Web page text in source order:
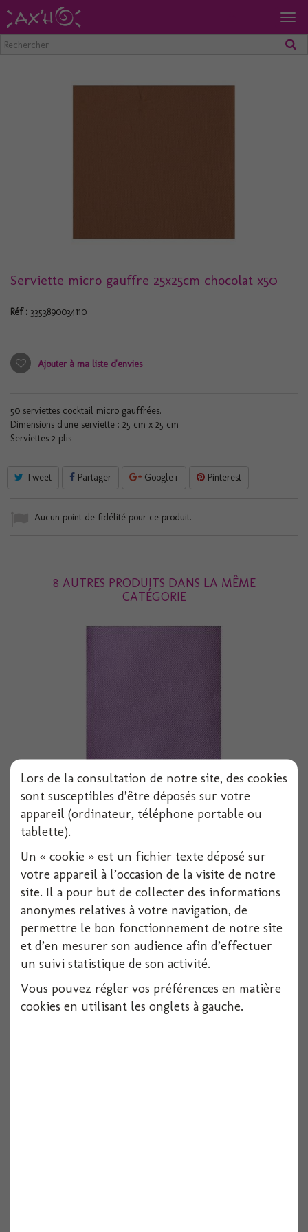
Serviette micro gauffre 25x25cm chocolat x50
Réf : 3353890034110
Ajouter à ma liste d'envies
50 serviettes cocktail micro gauffrées.
Dimensions d'une serviette : 25 cm x 25 cm
Serviettes 2 plis
Tweet Partager Google+ Pinterest
Aucun point de fidélité pour ce produit.
8 AUTRES PRODUITS DANS LA MÊME
CATÉGORIE
Serviette voie seche 40x40 cm parme x50
Serviette dunilin blanche 40x40cm x12
Lors de la consultation de notre site, des cookies
sont susceptibles d’être déposés sur votre
appareil (ordinateur, téléphone portable ou
tablette).
Un « cookie » est un fichier texte déposé sur
votre appareil à l’occasion de la visite de notre
site. Il a pour but de collecter des informations
anonymes relatives à votre navigation, de
permettre le bon fonctionnement de notre site
et d’en mesurer son audience afin d’effectuer
un suivi statistique de son activité.
Vous pouvez régler vos préférences en matière
cookies en utilisant les onglets à gauche.